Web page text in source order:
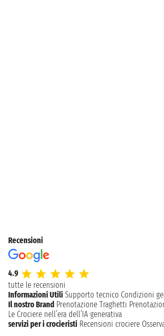
Recensioni
4.9
tutte le recensioni
Informazioni Utili Supporto tecnico Condizioni
Il nostro Brand Prenotazione Traghetti
Le Crociere nell’era dell’IA generativa
servizi per i crocieristi Recensioni crociere